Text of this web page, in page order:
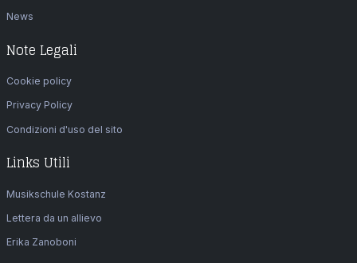
News
Note Legali
Cookie policy
Privacy Policy
Condizioni d'uso del sito
Links Utili
Musikschule Kostanz
Lettera da un allievo
Erika Zanoboni